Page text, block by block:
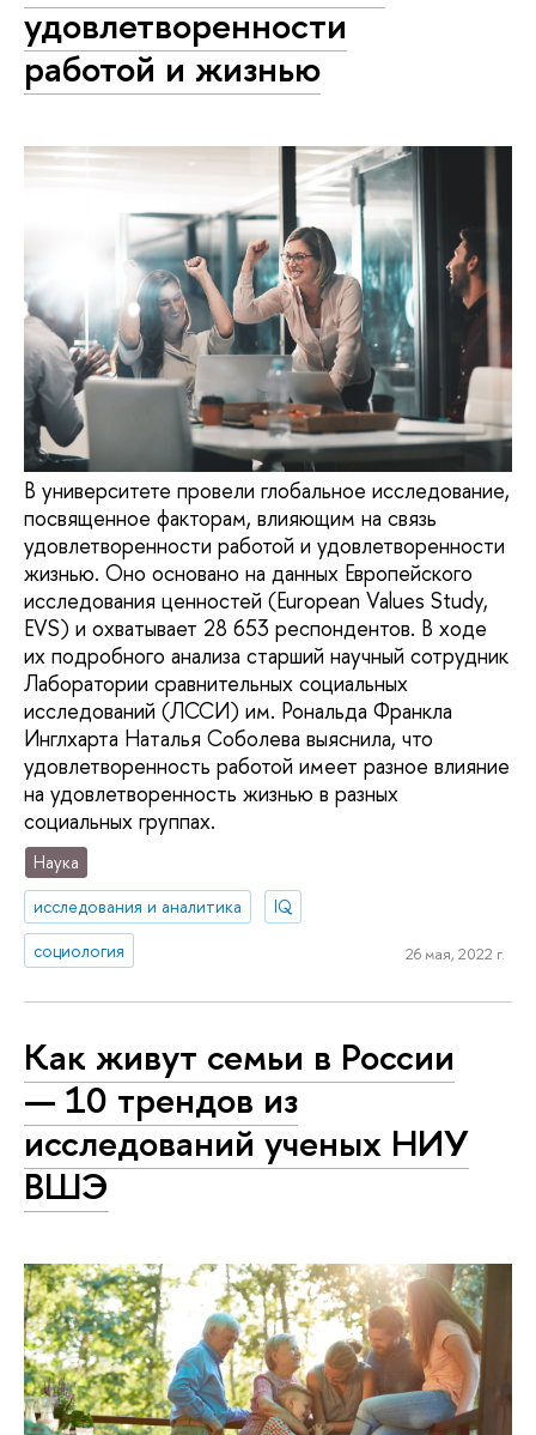
удовлетворенности
работой и жизнью
В университете провели глобальное исследование,
посвященное факторам, влияющим на связь
удовлетворенности работой и удовлетворенности
жизнью. Оно основано на данных Европейского
исследования ценностей (European Values Study,
EVS) и охватывает 28 653 респондентов. В ходе
их подробного анализа старший научный сотрудник
Лаборатории сравнительных социальных
исследований (ЛССИ) им. Рональда Франкла
Инглхарта Наталья Соболева выяснила, что
удовлетворенность работой имеет разное влияние
на удовлетворенность жизнью в разных
социальных группах.
Наука
исследования и аналитика
IQ
социология
26 мая, 2022 г.
Как живут семьи в России
— 10 трендов из
исследований ученых НИУ
ВШЭ